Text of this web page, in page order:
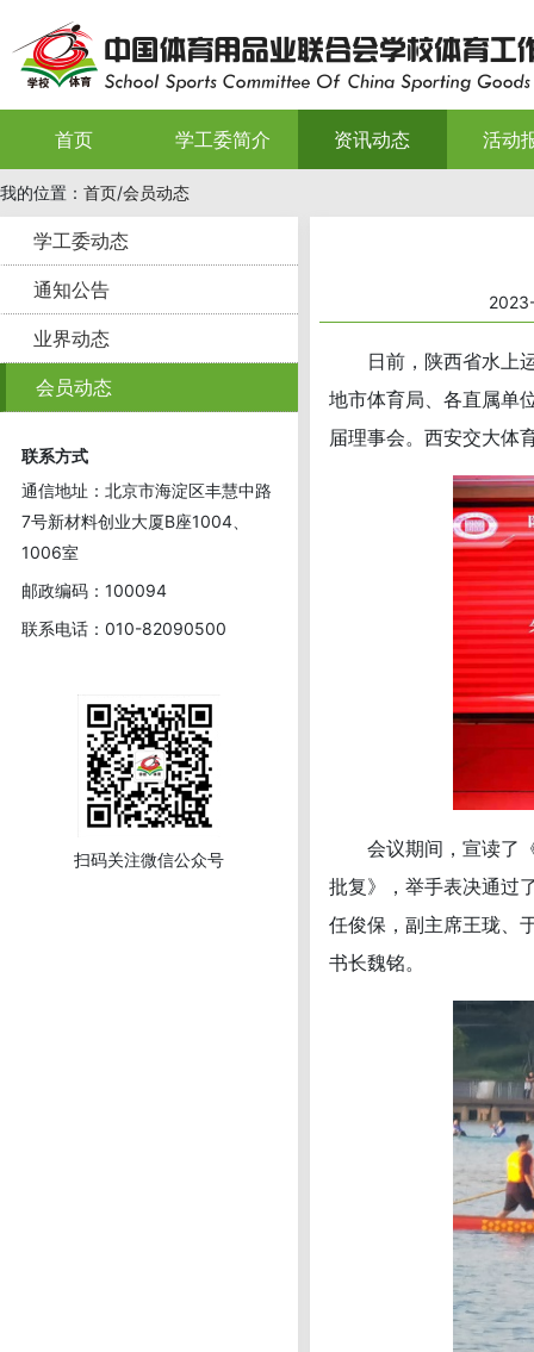
首页 学工委简介 资讯动态 活动
我的位置： 首页/会员动态
学工委动态
通知公告
业界动态
会员动态
联系方式
通信地址：北京市海淀区丰慧中路
7号新材料创业大厦B座1004、
1006室
邮政编码：100094
联系电话：010-82090500
扫码关注微信公众号
日前，陕西省水上运
地市体育局、各直属单
届理事会。西安交大体
会议期间，宣读了《
批复》，举手表决通过
任俊保，副主席王珑、
书长魏铭。